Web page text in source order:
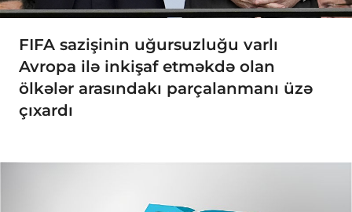
FIFA sazişinin uğursuzluğu varlı
Avropa ilə inkişaf etməkdə olan
ölkələr arasındakı parçalanmanı üzə
çıxardı